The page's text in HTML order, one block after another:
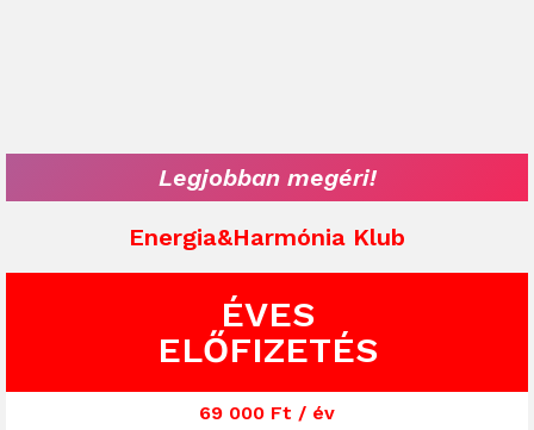
Legjobban megéri!
Energia&Harmónia Klub
ÉVES
ELŐFIZETÉS
69 000 Ft / év